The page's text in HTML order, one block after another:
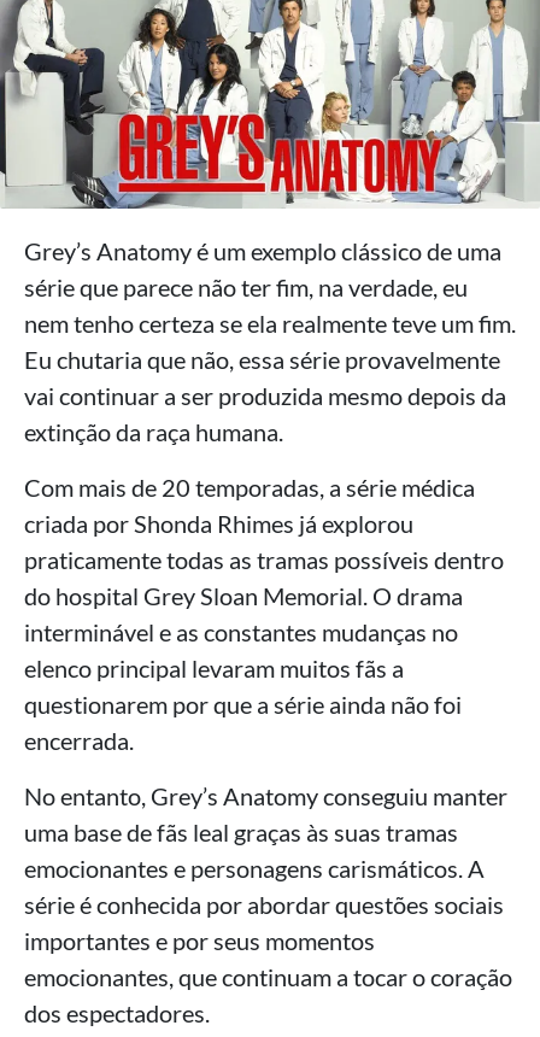
Grey’s Anatomy é um exemplo clássico de uma
série que parece não ter fim, na verdade, eu
nem tenho certeza se ela realmente teve um fim.
Eu chutaria que não, essa série provavelmente
vai continuar a ser produzida mesmo depois da
extinção da raça humana.
Com mais de 20 temporadas, a série médica
criada por Shonda Rhimes já explorou
praticamente todas as tramas possíveis dentro
do hospital Grey Sloan Memorial. O drama
interminável e as constantes mudanças no
elenco principal levaram muitos fãs a
questionarem por que a série ainda não foi
encerrada.
No entanto, Grey’s Anatomy conseguiu manter
uma base de fãs leal graças às suas tramas
emocionantes e personagens carismáticos. A
série é conhecida por abordar questões sociais
importantes e por seus momentos
emocionantes, que continuam a tocar o coração
dos espectadores.